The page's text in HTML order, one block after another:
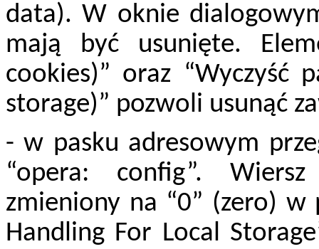
data). W oknie
mają być usunięte.
cookies)” oraz “Wyczyść
storage)” pozwoli usunąć
- w pasku adresowym
“opera: config”.
zmieniony na “0” (zero) w
Handling For Local